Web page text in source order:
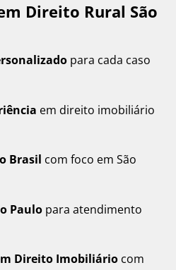
Direito Rural São
para cada caso
em direito imobiliário
Brasil com foco em São
Paulo para atendimento
Direito Imobiliário com